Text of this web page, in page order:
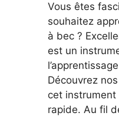
Vous êtes
souhaitez
à bec ?
est un
Découvrez
cet
rapide. Au fil